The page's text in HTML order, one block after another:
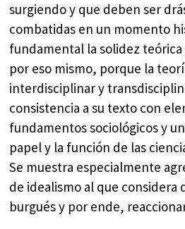
surgiendo y que deben ser
combatidas en un momento
fundamental la solidez teórica
por eso mismo, porque la
interdisciplinar y
consistencia a su texto con
fundamentos sociológicos y
papel y la función de las
Se muestra especialmente
de idealismo al que considera
burgués y por ende,